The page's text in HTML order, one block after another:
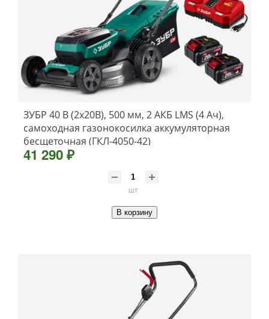
ЗУБР 40 В (2x20В), 500 мм, 2 АКБ LMS (4 Ач),
самоходная газонокосилка аккумуляторная
бесщеточная (ГКЛ-4050-42)
41 290 ₽
шт
В корзину